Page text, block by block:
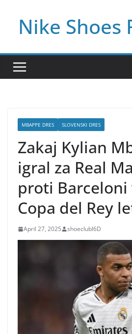
contentNike Shoes
MBAPPE DRES SLOVENSKI DRES
Zakaj Kylian
igral za Real
proti
Copa del Rey
April 27, 2025 shoeclubl6D